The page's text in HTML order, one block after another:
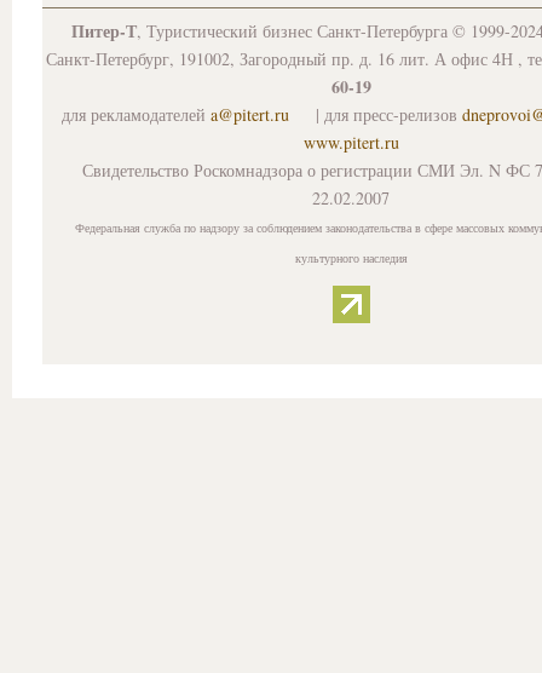
Питер-Т, Туристический бизнес Санкт-Петербурга © 1999-
Санкт-Петербург, 191002, Загородный пр. д. 16 лит. А офис 4Н ,
60-19
для рекламодателей a@pitert.ru | для пресс-релизов
www.pitert.ru
Свидетельство Роскомнадзора о регистрации СМИ Эл. N ФС
22.02.2007
Федеральная служба по надзору за соблюдением законодательства в сфере массовых
культурного наследия